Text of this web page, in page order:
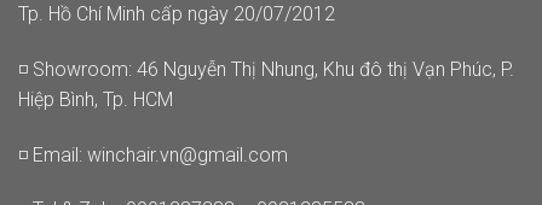
Tp. Hồ Chí Minh cấp ngày 20/07/2012
◽ Showroom: 46 Nguyễn Thị Nhung, Khu đô thị Vạn Phúc, P.
Hiệp Bình, Tp. HCM
◽ Email: winchair.vn@gmail.com